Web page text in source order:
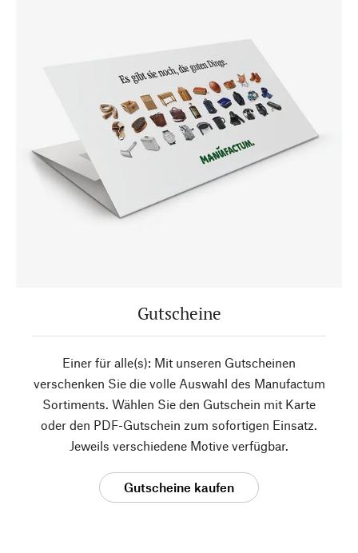
Gutscheine
Einer für alle(s): Mit unseren Gutscheinen
verschenken Sie die volle Auswahl des Manufactum
Sortiments. Wählen Sie den Gutschein mit Karte
oder den PDF-Gutschein zum sofortigen Einsatz.
Jeweils verschiedene Motive verfügbar.
Gutscheine kaufen